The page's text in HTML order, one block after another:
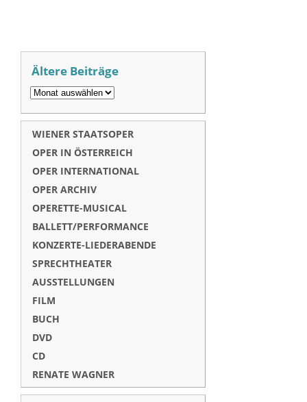
Ältere Beiträge
WIENER STAATSOPER
OPER IN ÖSTERREICH
OPER INTERNATIONAL
OPER ARCHIV
OPERETTE-MUSICAL
BALLETT/PERFORMANCE
KONZERTE-LIEDERABENDE
SPRECHTHEATER
AUSSTELLUNGEN
FILM
BUCH
DVD
CD
RENATE WAGNER